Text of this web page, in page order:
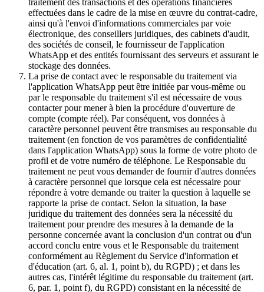
traitement des transactions et des opérations financières
effectuées dans le cadre de la mise en œuvre du contrat-cadre,
ainsi qu'à l'envoi d'informations commerciales par voie
électronique, des conseillers juridiques, des cabinets d'audit,
des sociétés de conseil, le fournisseur de l'application
WhatsApp et des entités fournissant des serveurs et assurant le
stockage des données.
La prise de contact avec le responsable du traitement via
l'application WhatsApp peut être initiée par vous-même ou
par le responsable du traitement s'il est nécessaire de vous
contacter pour mener à bien la procédure d'ouverture de
compte (compte réel). Par conséquent, vos données à
caractère personnel peuvent être transmises au responsable du
traitement (en fonction de vos paramètres de confidentialité
dans l'application WhatsApp) sous la forme de votre photo de
profil et de votre numéro de téléphone. Le Responsable du
traitement ne peut vous demander de fournir d'autres données
à caractère personnel que lorsque cela est nécessaire pour
répondre à votre demande ou traiter la question à laquelle se
rapporte la prise de contact. Selon la situation, la base
juridique du traitement des données sera la nécessité du
traitement pour prendre des mesures à la demande de la
personne concernée avant la conclusion d'un contrat ou d'un
accord conclu entre vous et le Responsable du traitement
conformément au Règlement du Service d'information et
d'éducation (art. 6, al. 1, point b), du RGPD) ; et dans les
autres cas, l'intérêt légitime du responsable du traitement (art.
6, par. 1, point f), du RGPD) consistant en la nécessité de